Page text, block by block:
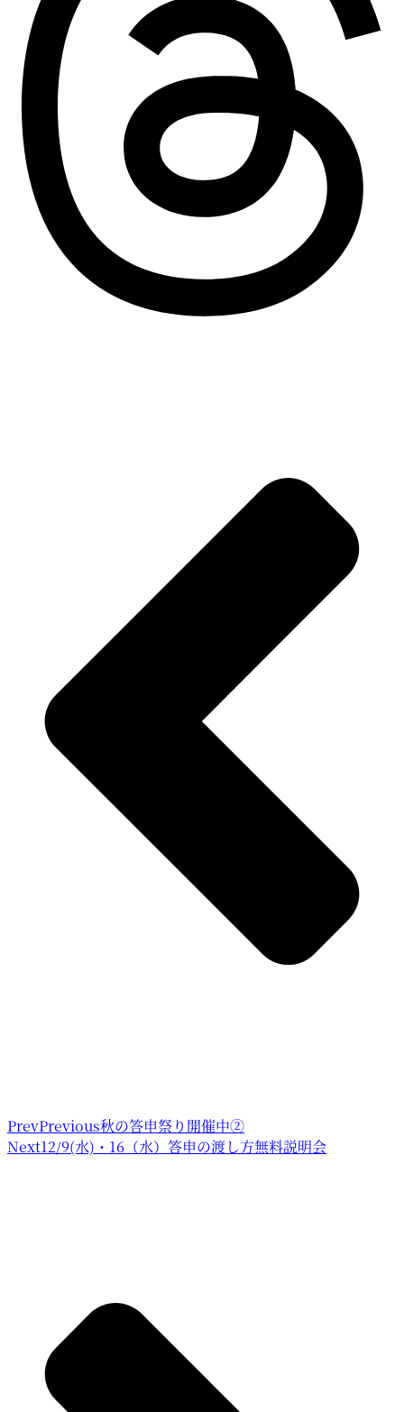
PrevPrevious秋の答申祭り開催中②
Next12/9(水)・16（水）答申の渡し方無料説明会